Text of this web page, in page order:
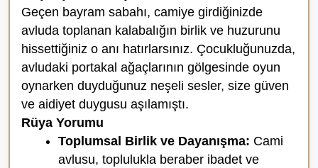
Geçen bayram sabahı, camiye girdiğinizde
avluda toplanan kalabalığın birlik ve huzurunu
hissettiğiniz o anı hatırlarsınız. Çocukluğunuzda,
avludaki portakal ağaçlarının gölgesinde oyun
oynarken duyduğunuz neşeli sesler, size güven
ve aidiyet duygusu aşılamıştı.
Rüya Yorumu
Toplumsal Birlik ve Dayanışma: Cami
avlusu, toplulukla beraber ibadet ve